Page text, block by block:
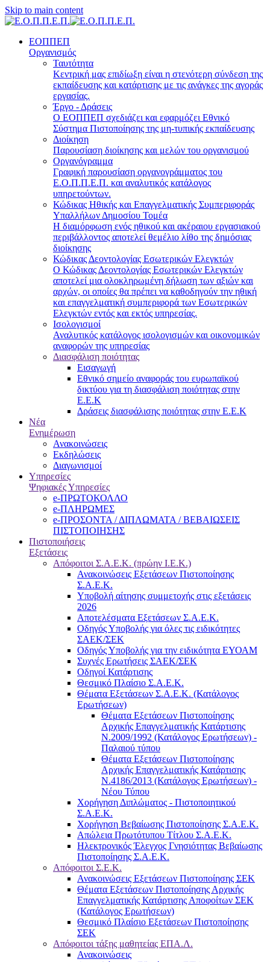
Skip to main content
ΕΟΠΠΕΠ
Οργανισμός
Ταυτότητα
Κεντρική μας επιδίωξη είναι η στενότερη σύνδεση της
εκπαίδευσης και κατάρτισης με τις ανάγκες της αγοράς
εργασίας.
Έργο - Δράσεις
Ο ΕΟΠΠΕΠ σχεδιάζει και εφαρμόζει Eθνικό
Σύστημα Πιστοποίησης της μη-τυπικής εκπαίδευσης
Διοίκηση
Παρουσίαση διοίκησης και μελών του οργανισμού
Οργανόγραμμα
Γραφική παρουσίαση οργανογράμματος του
Ε.Ο.Π.Π.Ε.Π. και αναλυτικός κατάλογος
υπηρετούντων.
Κώδικας Ηθικής και Επαγγελματικής Συμπεριφοράς
Υπαλλήλων Δημοσίου Τομέα
Η διαμόρφωση ενός ηθικού και ακέραιου εργασιακού
περιβάλλοντος αποτελεί θεμέλιο λίθο της δημόσιας
διοίκησης
Κώδικας Δεοντολογίας Εσωτερικών Ελεγκτών
Ο Κώδικας Δεοντολογίας Εσωτερικών Ελεγκτών
αποτελεί μια ολοκληρωμένη δήλωση των αξιών και
αρχών, οι οποίες θα πρέπει να καθοδηγούν την ηθική
και επαγγελματική συμπεριφορά των Εσωτερικών
Ελεγκτών εντός και εκτός υπηρεσίας.
Ισολογισμοί
Αναλυτικός κατάλογος ισολογισμών και οικονομικών
αναφορών της υπηρεσίας
Διασφάλιση ποιότητας
Εισαγωγή
Εθνικό σημείο αναφοράς του ευρωπαϊκού
δικτύου για τη διασφάλιση ποιότητας στην
Ε.Ε.Κ
Δράσεις διασφάλισης ποιότητας στην Ε.Ε.Κ
Νέα
Ενημέρωση
Ανακοινώσεις
Εκδηλώσεις
Διαγωνισμοί
Υπηρεσίες
Ψηφιακές Υπηρεσίες
e-ΠΡΩΤΟΚΟΛΛΟ
e-ΠΛΗΡΩΜΕΣ
e-ΠΡΟΣΟΝΤΑ / ΔΙΠΛΩΜΑΤΑ / ΒΕΒΑΙΩΣΕΙΣ
ΠΙΣΤΟΠΟΙΗΣΗΣ
Πιστοποιήσεις
Εξετάσεις
Απόφοιτοι Σ.Α.Ε.Κ. (πρώην Ι.Ε.Κ.)
Ανακοινώσεις Εξετάσεων Πιστοποίησης
Σ.Α.Ε.Κ.
Υποβολή αίτησης συμμετοχής στις εξετάσεις
2026
Αποτελέσματα Εξετάσεων Σ.Α.Ε.Κ.
Οδηγός Υποβολής για όλες τις ειδικότητες
ΣΑΕΚ/ΣΕΚ
Οδηγός Υποβολής για την ειδικότητα ΕΥΟΑΜ
Συχνές Ερωτήσεις ΣΑΕΚ/ΣΕΚ
Οδηγοί Κατάρτισης
Θεσμικό Πλαίσιο Σ.Α.Ε.Κ.
Θέματα Εξετάσεων Σ.Α.Ε.Κ. (Κατάλογος
Ερωτήσεων)
Θέματα Εξετάσεων Πιστοποίησης
Αρχικής Επαγγελματικής Κατάρτισης
Ν.2009/1992 (Κατάλογος Ερωτήσεων) -
Παλαιού τύπου
Θέματα Εξετάσεων Πιστοποίησης
Αρχικής Επαγγελματικής Κατάρτισης
Ν.4186/2013 (Κατάλογος Ερωτήσεων) -
Νέου Τύπου
Χορήγηση Διπλώματος - Πιστοποιητικού
Σ.Α.Ε.Κ.
Χορήγηση Βεβαίωσης Πιστοποίησης Σ.Α.Ε.Κ.
Απώλεια Πρωτότυπου Τίτλου Σ.Α.Ε.Κ.
Ηλεκτρονικός Έλεγχος Γνησιότητας Βεβαίωσης
Πιστοποίησης Σ.Α.Ε.Κ.
Απόφοιτοι Σ.Ε.Κ.
Ανακοινώσεις Εξετάσεων Πιστοποίησης ΣΕΚ
Θέματα Εξετάσεων Πιστοποίησης Αρχικής
Επαγγελματικής Κατάρτισης Αποφοίτων ΣΕΚ
(Κατάλογος Ερωτήσεων)
Θεσμικό Πλαίσιο Εξετάσεων Πιστοποίησης
ΣΕΚ
Απόφοιτοι τάξης μαθητείας ΕΠΑ.Λ.
Ανακοινώσεις